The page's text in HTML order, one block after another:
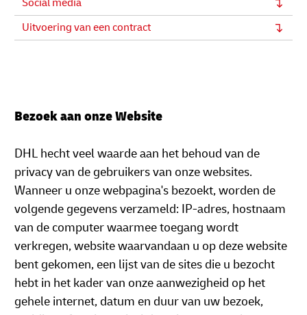
Social media
Uitvoering van een contract
Bezoek aan onze Website
DHL hecht veel waarde aan het behoud van de
privacy van de gebruikers van onze websites.
Wanneer u onze webpagina's bezoekt, worden de
volgende gegevens verzameld: IP-adres, hostnaam
van de computer waarmee toegang wordt
verkregen, website waarvandaan u op deze website
bent gekomen, een lijst van de sites die u bezocht
hebt in het kader van onze aanwezigheid op het
gehele internet, datum en duur van uw bezoek,